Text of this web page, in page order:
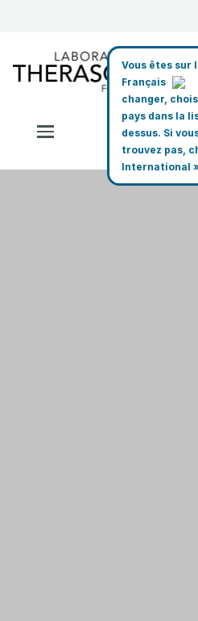
Vous êtes sur
Français
changer,
pays dans la
dessus. Si
trouvez pas ,
International
Toggle navigation